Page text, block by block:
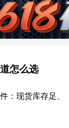
怎么选
：现货库存足、